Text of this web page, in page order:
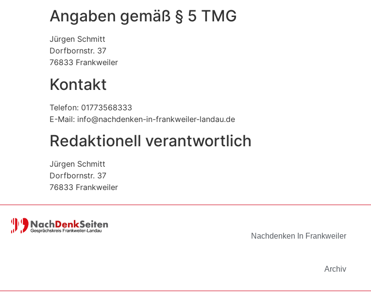
Angaben gemäß § 5 TMG
Jürgen Schmitt
Dorfbornstr. 37
76833 Frankweiler
Kontakt
Telefon: 01773568333
E-Mail: info@nachdenken-in-frankweiler-landau.de
Redaktionell verantwortlich
Jürgen Schmitt
Dorfbornstr. 37
76833 Frankweiler
Nachdenken In Frankweiler
Archiv